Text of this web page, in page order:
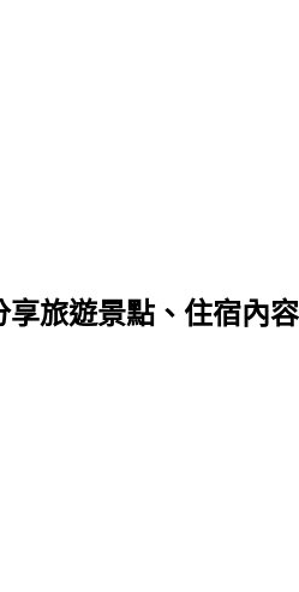
旅遊景點、住宿內